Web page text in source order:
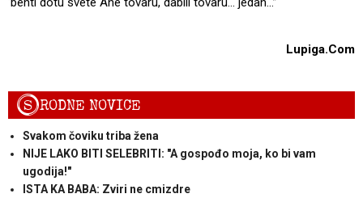
Lupiga.Com
SRODNE NOVICE
Svakom čoviku triba žena
NIJE LAKO BITI SELEBRITI: "A gospođo moja, ko bi vam
ugodija!"
ISTA KA BABA: Zviri ne cmizdre